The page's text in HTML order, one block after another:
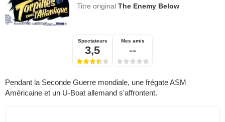
Titre originalThe Enemy Below
Spectateurs
3,5
Mes amis
--
Pendant la Seconde Guerre mondiale, une frégate ASM
Américaine et un U-Boat allemand s'affrontent.